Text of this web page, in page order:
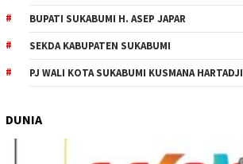
BUPATI SUKABUMI H. ASEP JAPAR
SEKDA KABUPATEN SUKABUMI
PJ WALI KOTA SUKABUMI KUSMANA HARTADJI
DUNIA